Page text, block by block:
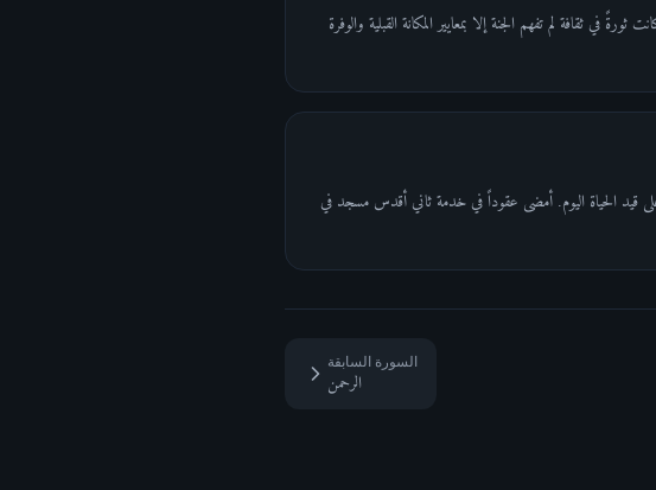
في ثقافة لم تفهم الجنة إلا بمعايير المكانة القبلية والوفرة
قيد الحياة اليوم. أمضى عقوداً في خدمة ثاني أقدس مسجد في
السورة السابقة
الرحمن